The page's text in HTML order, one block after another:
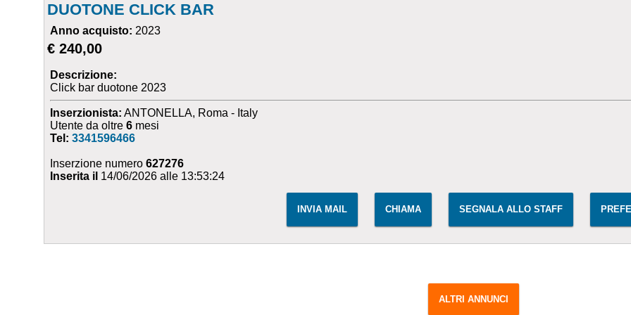
DUOTONE CLICK BAR
Anno acquisto: 2023
€ 240,00
Descrizione:
Click bar duotone 2023
Inserzionista: ANTONELLA, Roma - Italy
Utente da oltre6 mesi
Tel:3341596466
Inserzione numero627276
Inserita il 14/06/2026 alle 13:53:24
INVIA MAIL CHIAMA SEGNALA ALLO STAFF
ALTRI ANNUNCI